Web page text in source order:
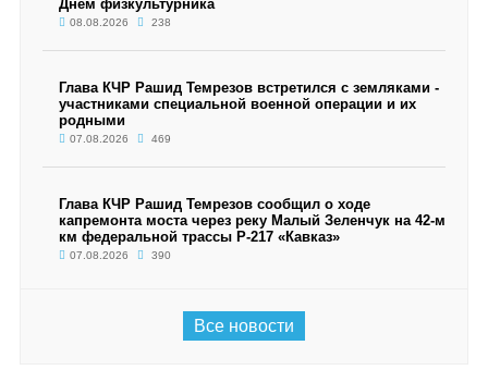
Днём физкультурника
08.08.2026 238
Глава КЧР Рашид Темрезов встретился с земляками -
участниками специальной военной операции и их
родными
07.08.2026 469
Глава КЧР Рашид Темрезов сообщил о ходе
капремонта моста через реку Малый Зеленчук на 42-м
км федеральной трассы Р-217 «Кавказ»
07.08.2026 390
Все новости